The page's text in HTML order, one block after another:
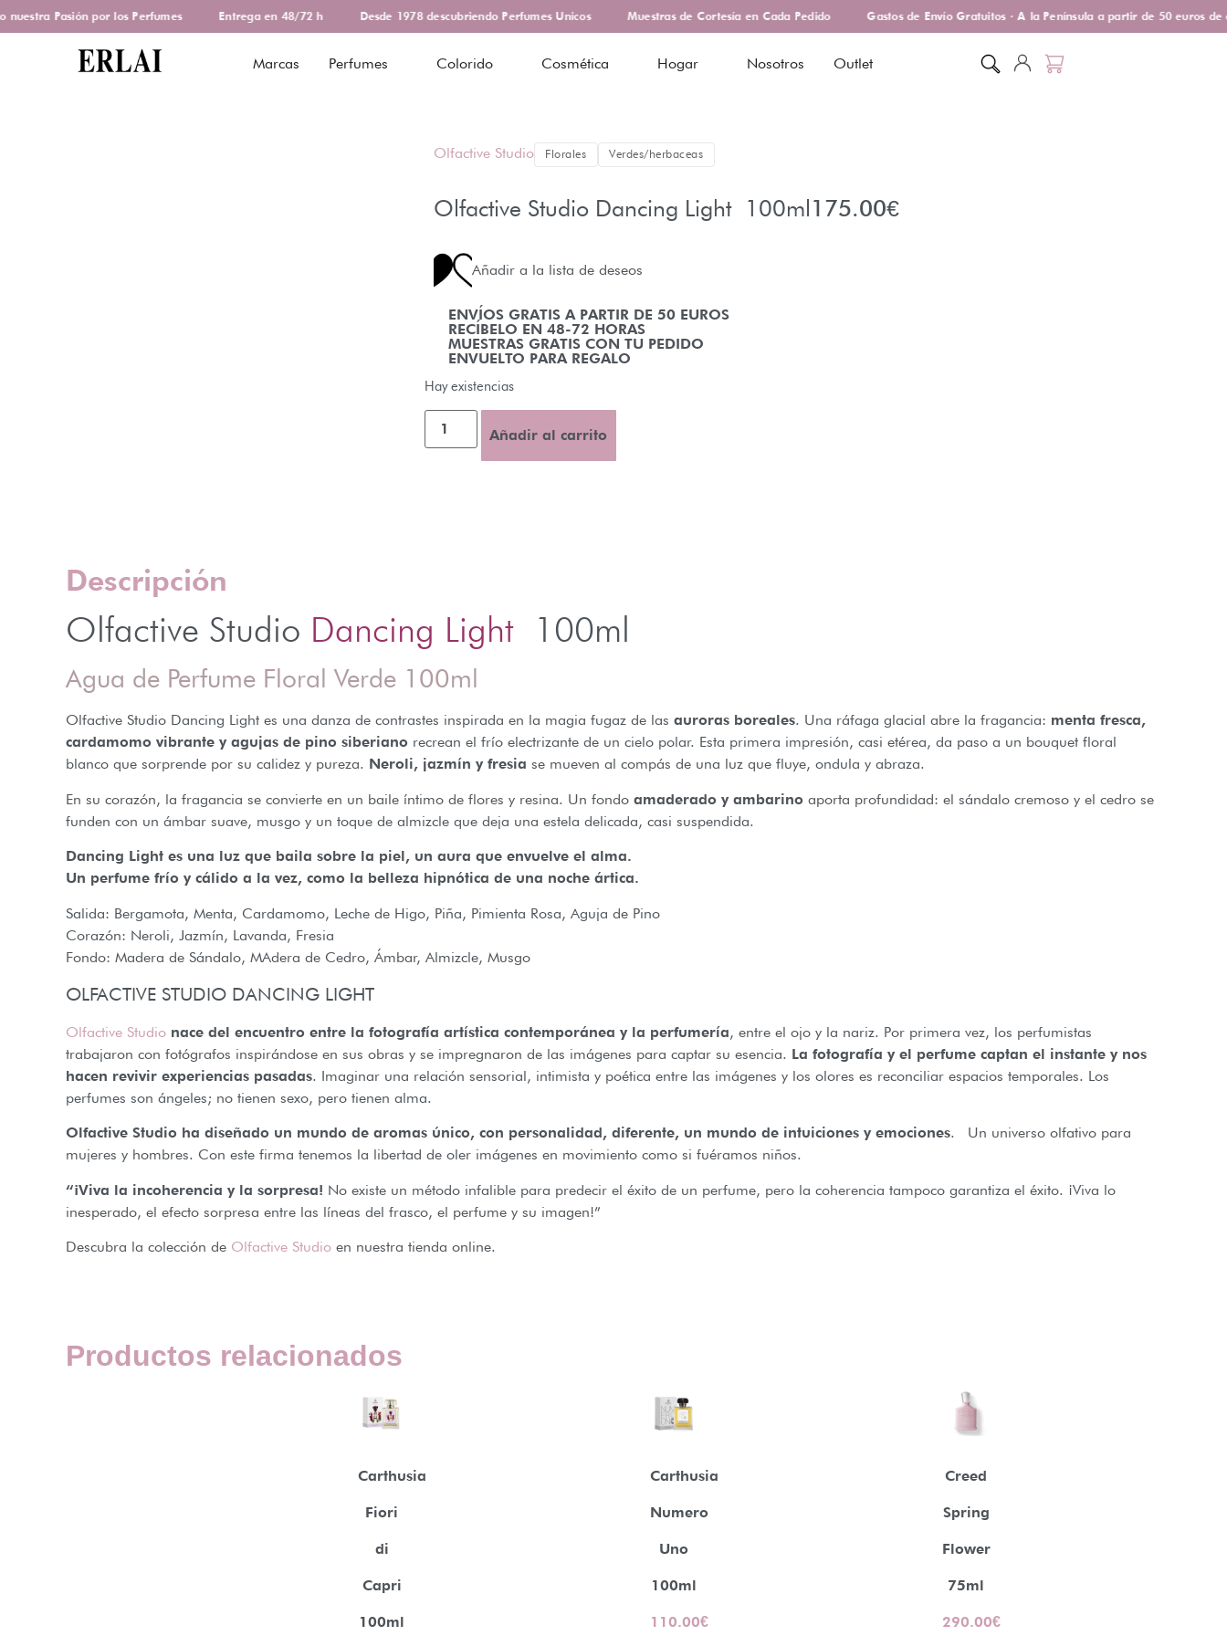
Pasión por los Perfumes Entrega en 48/72 h Desde 1978 descubriendo Perfumes Unicos Muestras de Cortesía en Cada Pedido Gastos de Envío Gratuitos · A la Península a partir de 50 euros de
Marcas Perfumes Colorido Cosmética Hogar Nosotros Outlet
Olfactive Studio Florales Verdes/herbaceas
Olfactive Studio Dancing Light 100ml175.00€
Añadir a la lista de deseos
ENVÍOS GRATIS A PARTIR DE 50 EUROS
RECÍBELO EN 48-72 HORAS
MUESTRAS GRATIS CON TU PEDIDO
ENVUELTO PARA REGALO
Hay existencias
Añadir al carrito
Descripción
Olfactive Studio Dancing Light 100ml
Agua de Perfume Floral Verde 100ml
Olfactive Studio Dancing Light es una danza de contrastes inspirada en la magia fugaz de las auroras boreales. Una ráfaga glacial abre la fragancia: menta fresca,
cardamomo vibrante y agujas de pino siberiano recrean el frío electrizante de un cielo polar. Esta primera impresión, casi etérea, da paso a un bouquet floral
blanco que sorprende por su calidez y pureza. Neroli, jazmín y fresia se mueven al compás de una luz que fluye, ondula y abraza.
En su corazón, la fragancia se convierte en un baile íntimo de flores y resina. Un fondo amaderado y ambarino aporta profundidad: el sándalo cremoso y el cedro se
funden con un ámbar suave, musgo y un toque de almizcle que deja una estela delicada, casi suspendida.
Dancing Light es una luz que baila sobre la piel, un aura que envuelve el alma.
Un perfume frío y cálido a la vez, como la belleza hipnótica de una noche ártica.
Salida: Bergamota, Menta, Cardamomo, Leche de Higo, Piña, Pimienta Rosa, Aguja de Pino
Corazón: Neroli, Jazmín, Lavanda, Fresia
Fondo: Madera de Sándalo, MAdera de Cedro, Ámbar, Almizcle, Musgo
OLFACTIVE STUDIO DANCING LIGHT
Olfactive Studio nace del encuentro entre la fotografía artística contemporánea y la perfumería, entre el ojo y la nariz. Por primera vez, los perfumistas
trabajaron con fotógrafos inspirándose en sus obras y se impregnaron de las imágenes para captar su esencia. La fotografía y el perfume captan el instante y nos
hacen revivir experiencias pasadas. Imaginar una relación sensorial, intimista y poética entre las imágenes y los olores es reconciliar espacios temporales. Los
perfumes son ángeles; no tienen sexo, pero tienen alma.
Olfactive Studio ha diseñado un mundo de aromas único, con personalidad, diferente, un mundo de intuiciones y emociones. Un universo olfativo para
mujeres y hombres. Con este firma tenemos la libertad de oler imágenes en movimiento como si fuéramos niños.
“¡Viva la incoherencia y la sorpresa! No existe un método infalible para predecir el éxito de un perfume, pero la coherencia tampoco garantiza el éxito. ¡Viva lo
inesperado, el efecto sorpresa entre las líneas del frasco, el perfume y su imagen!”
Descubra la colección de Olfactive Studio en nuestra tienda online.
Productos relacionados
Carthusia
Fiori
di
Capri
100ml
Carthusia
Numero
Uno
100ml
110.00€
Creed
Spring
Flower
75ml
290.00€